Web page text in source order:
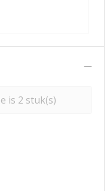
is 2 stuk(s)